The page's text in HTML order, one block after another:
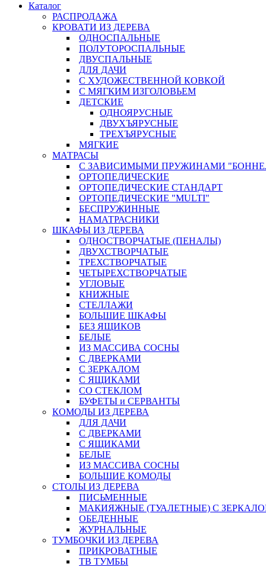
Каталог
РАСПРОДАЖА
КРОВАТИ ИЗ ДЕРЕВА
ОДНОСПАЛЬНЫЕ
ПОЛУТОРОСПАЛЬНЫЕ
ДВУСПАЛЬНЫЕ
ДЛЯ ДАЧИ
С ХУДОЖЕСТВЕННОЙ КОВКОЙ
С МЯГКИМ ИЗГОЛОВЬЕМ
ДЕТСКИЕ
ОДНОЯРУСНЫЕ
ДВУХЪЯРУСНЫЕ
ТРЕХЪЯРУСНЫЕ
МЯГКИЕ
МАТРАСЫ
С ЗАВИСИМЫМИ ПРУЖИНАМИ
ОРТОПЕДИЧЕСКИЕ
ОРТОПЕДИЧЕСКИЕ СТАНДАРТ
ОРТОПЕДИЧЕСКИЕ "MULTI"
БЕСПРУЖИННЫЕ
НАМАТРАСНИКИ
ШКАФЫ ИЗ ДЕРЕВА
ОДНОСТВОРЧАТЫЕ (ПЕНАЛЫ)
ДВУХСТВОРЧАТЫЕ
ТРЕХСТВОРЧАТЫЕ
ЧЕТЫРЕХСТВОРЧАТЫЕ
УГЛОВЫЕ
КНИЖНЫЕ
СТЕЛЛАЖИ
БОЛЬШИЕ ШКАФЫ
БЕЗ ЯЩИКОВ
БЕЛЫЕ
ИЗ МАССИВА СОСНЫ
С ДВЕРКАМИ
С ЗЕРКАЛОМ
С ЯЩИКАМИ
СО СТЕКЛОМ
БУФЕТЫ и СЕРВАНТЫ
КОМОДЫ ИЗ ДЕРЕВА
ДЛЯ ДАЧИ
С ДВЕРКАМИ
С ЯЩИКАМИ
БЕЛЫЕ
ИЗ МАССИВА СОСНЫ
БОЛЬШИЕ КОМОДЫ
СТОЛЫ ИЗ ДЕРЕВА
ПИСЬМЕННЫЕ
МАКИЯЖНЫЕ (ТУАЛЕТНЫЕ) С
ОБЕДЕННЫЕ
ЖУРНАЛЬНЫЕ
ТУМБОЧКИ ИЗ ДЕРЕВА
ПРИКРОВАТНЫЕ
ТВ ТУМБЫ